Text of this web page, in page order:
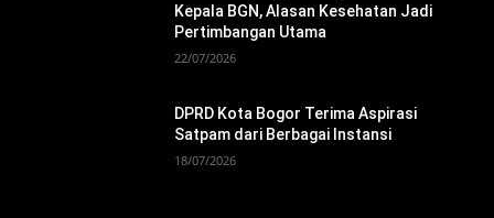
Kepala BGN, Alasan Kesehatan Jadi
Pertimbangan Utama
22/07/2026
DPRD Kota Bogor Terima Aspirasi
Satpam dari Berbagai Instansi
18/07/2026